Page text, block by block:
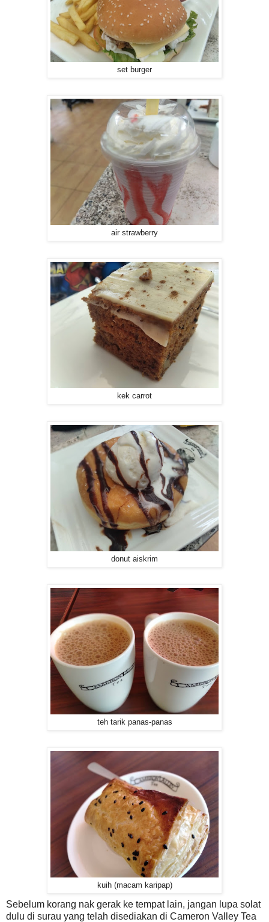
set burger
air strawberry
kek carrot
donut aiskrim
teh tarik panas-panas
kuih (macam karipap)
Sebelum korang nak gerak ke tempat lain, jangan lupa solat
dulu di surau yang telah disediakan di Cameron Valley Tea